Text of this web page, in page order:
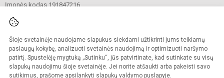
Šioje svetainėje naudojame slapukus siekdami užtikrinti jums teikiamų
paslaugų kokybę, analizuoti svetainės naudojimą ir optimizuoti naršymo
patirtį. Spustelėję mygtuką „Sutinku“, jūs patvirtinate, kad sutinkate su visų
slapukų naudojimu šioje svetainėje. Jei norite atšaukti arba pakeisti savo
sutikimus, prašome apsilankyti slapukų valdymo puslapyje.
Įmonės kodas 191847216
© 2022. Ignalinos„Šaltinėlio “mokykla. Visos teisės saugomos.
Kopijuoti turinį be raštiško gimnazijos sutikimo griežtai draudžiama.
Prieinamumo paraiška Slapukų valdymas